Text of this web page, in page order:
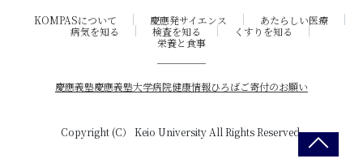
KOMPASについて 慶應発サイエンス
あたらしい医療
病気を知る
検査を知る
くすりを知る
栄養と食事
慶應義塾慶應義塾大学病院健康情報ひろばご寄付のお願い
Copyright (C） Keio University All Rights Reserved.